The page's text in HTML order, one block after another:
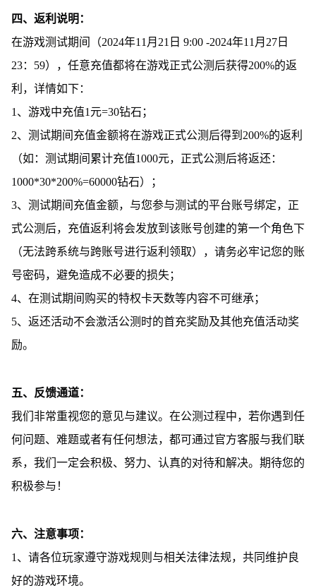
四、返利说明：
在游戏测试期间（2024年11月21日 9:00 -2024年11月27日
23：59），任意充值都将在游戏正式公测后获得200%的返
利，详情如下：
1、游戏中充值1元=30钻石；
2、测试期间充值金额将在游戏正式公测后得到200%的返利
（如：测试期间累计充值1000元，正式公测后将返还：
1000*30*200%=60000钻石）；
3、测试期间充值金额，与您参与测试的平台账号绑定，正
式公测后，充值返利将会发放到该账号创建的第一个角色下
（无法跨系统与跨账号进行返利领取），请务必牢记您的账
号密码，避免造成不必要的损失；
4、在测试期间购买的特权卡天数等内容不可继承；
5、返还活动不会激活公测时的首充奖励及其他充值活动奖
励。
五、反馈通道：
我们非常重视您的意见与建议。在公测过程中，若你遇到任
何问题、难题或者有任何想法，都可通过官方客服与我们联
系，我们一定会积极、努力、认真的对待和解决。期待您的
积极参与！
六、注意事项：
1、请各位玩家遵守游戏规则与相关法律法规，共同维护良
好的游戏环境。